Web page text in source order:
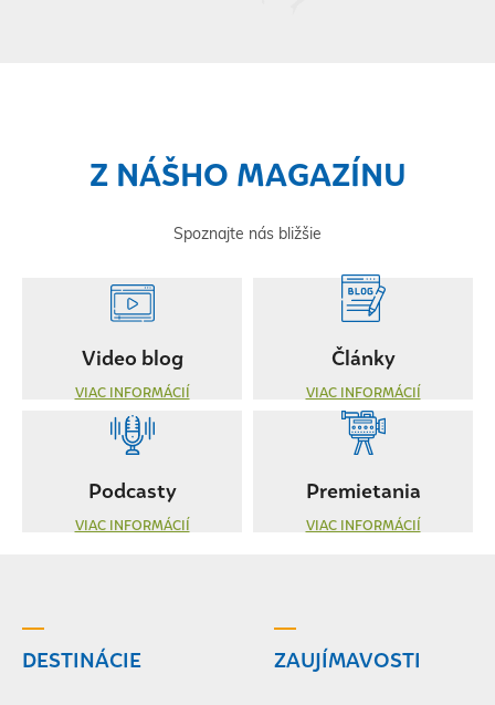
Z NÁŠHO MAGAZÍNU
Spoznajte nás bližšie
Video blog
VIAC INFORMÁCIÍ
Články
VIAC INFORMÁCIÍ
Podcasty
VIAC INFORMÁCIÍ
Premietania
VIAC INFORMÁCIÍ
DESTINÁCIE ZAUJÍMAVOSTI